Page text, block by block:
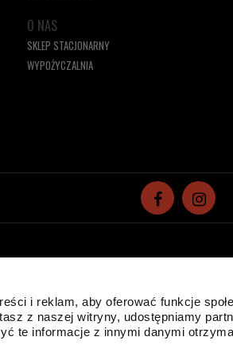
i reklam, aby oferować funkcje
z naszej witryny, udostępniamy
te informacje z innymi danymi
O NAS
SKLEP STACJONARNY
WYPOŻYCZALNIA
plików cookies w celu realizacji usług i zgodnie z
przechowywania lub dostępu do plików cookies w